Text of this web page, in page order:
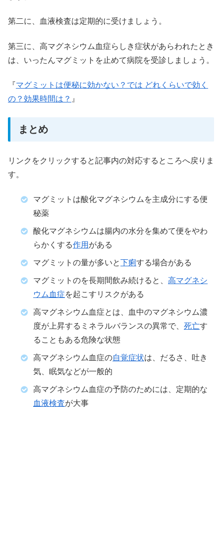
第二に、血液検査は定期的に受けましょう。
第三に、高マグネシウム血症らしき症状があらわれたとき
は、いったんマグミットを止めて病院を受診しましょう。
『マグミットは便秘に効かない？では どれくらいで効く
の？効果時間は？ 』
まとめ
リンクをクリックすると記事内の対応するところへ戻りま
す。
マグミットは酸化マグネシウムを主成分にする便
秘薬
酸化マグネシウムは腸内の水分を集めて便をやわ
らかくする作用 がある
マグミットの量が多いと下痢する場合がある
マグミットのを長期間飲み続けると、 高マグネシ
ウム血症を起こすリスクがある
高マグネシウム血症とは、血中のマグネシウム濃
度が上昇するミネラルバランスの異常で、 死亡す
ることもある危険な状態
高マグネシウム血症の自覚症状は、だるさ、吐き
気、眠気などが一般的
高マグネシウム血症の予防のためには、定期的な
血液検査が大事